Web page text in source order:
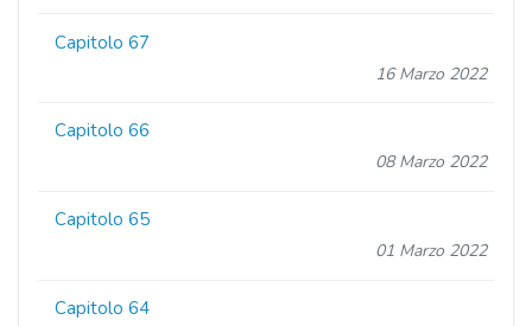
Capitolo 67
16 Marzo 2022
Capitolo 66
08 Marzo 2022
Capitolo 65
01 Marzo 2022
Capitolo 64